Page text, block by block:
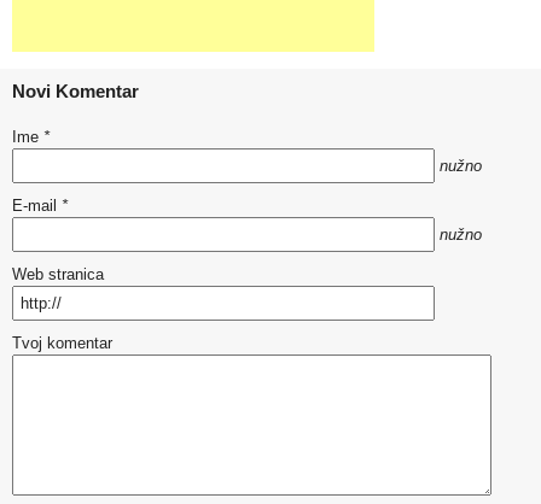
Novi Komentar
Ime *
nužno
E-mail *
nužno
Web stranica
Tvoj komentar